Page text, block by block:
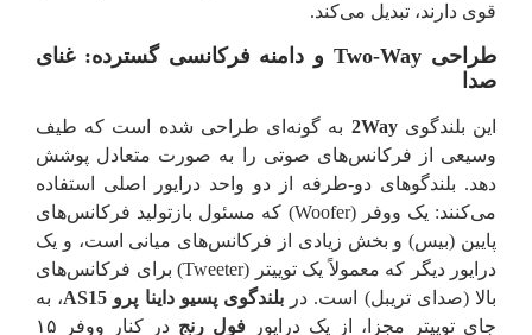
قوی دارند، تبدیل می‌کند.
طراحی Two-Way و دامنه فرکانسی گسترده: غنای
صدا
این بلندگوی2Way به گونه‌ای طراحی شده است که طیف
وسیعی از فرکانس‌های صوتی را به صورت متعادل پوشش
دهد. بلندگوهای دو-طرفه از دو واحد درایور اصلی استفاده
می‌کنند: یک ووفر (Woofer) که مسئول بازتولید فرکانس‌های
پایین (بیس) و بخش زیادی از فرکانس‌های میانی است، و یک
درایور دیگر که معمولاً یک توییتر (Tweeter) برای فرکانس‌های
بالا (صدای تریبل) است. در بلندگوی پسیو داینا پرو AS15
، به
جای توییتر مجزا، از یک درایور فول رنج در کنار ووفر ۱۵